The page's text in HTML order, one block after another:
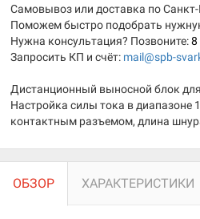
Самовывоз или доставка по
Поможем быстро подобрать
Нужна консультация? Позвоните:8
Запросить КП и счёт: mail@spb-
Дистанционный выносной блок
Настройка силы тока в диапазоне
контактным разъемом, длина
ОБЗОР ХАРАКТЕРИСТИКИ